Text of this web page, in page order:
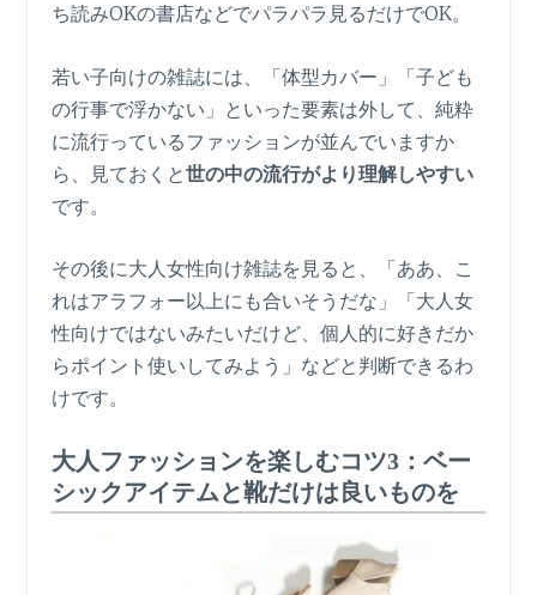
ち読みOKの書店などでパラパラ見るだけでOK。
若い子向けの雑誌には、「体型カバー」「子ども
の行事で浮かない」といった要素は外して、純粋
に流行っているファッションが並んでいますか
ら、見ておくと世の中の流行がより理解しやすい
です。
その後に大人女性向け雑誌を見ると、「ああ、こ
れはアラフォー以上にも合いそうだな」「大人女
性向けではないみたいだけど、個人的に好きだか
らポイント使いしてみよう」などと判断できるわ
けです。
大人ファッションを楽しむコツ3：ベー
シックアイテムと靴だけは良いものを